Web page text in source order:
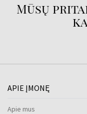
Mūsų
APIE ĮMONĘ
Apie mus